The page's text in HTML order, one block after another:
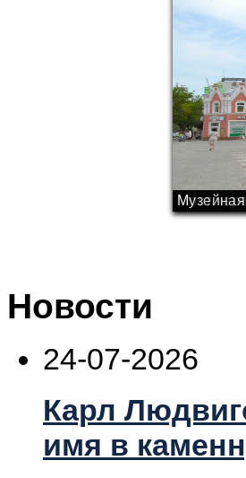
Мост
Новости
24-07-2026
Карл
имя в